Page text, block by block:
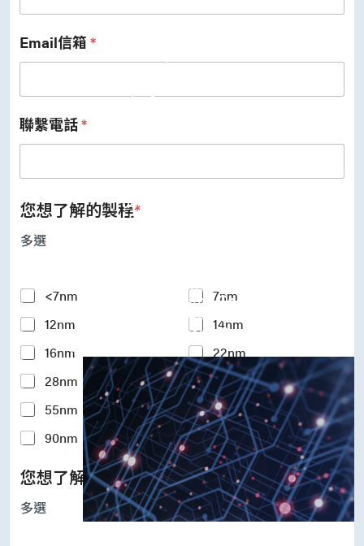
UniPro Controller 2.0 (host /
device)
UniPro Controller 1.8 (host /
IP Integration Service
USB PHY and Controller
MIPI C/D PHY and Controller
PCIe PHY and Controller
解決方案
Email信箱 *
聯繫電話*
您想了解的製程*
多選
Y
o
u
r
I
n
t
e
r
e
s
t
e
P
<7nm
7nm
12nm
14nm
16nm
22nm
28nm
40nm
55nm
65nm
90nm
110-180nm
您想了解的矽智財IP*
多選